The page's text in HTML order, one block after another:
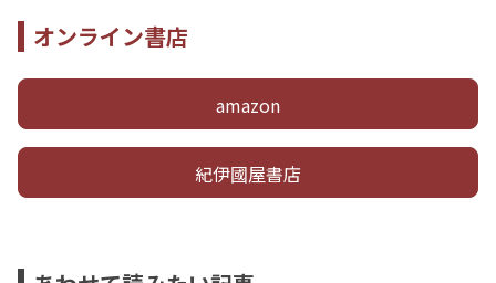
オンライン書店
amazon
紀伊國屋書店